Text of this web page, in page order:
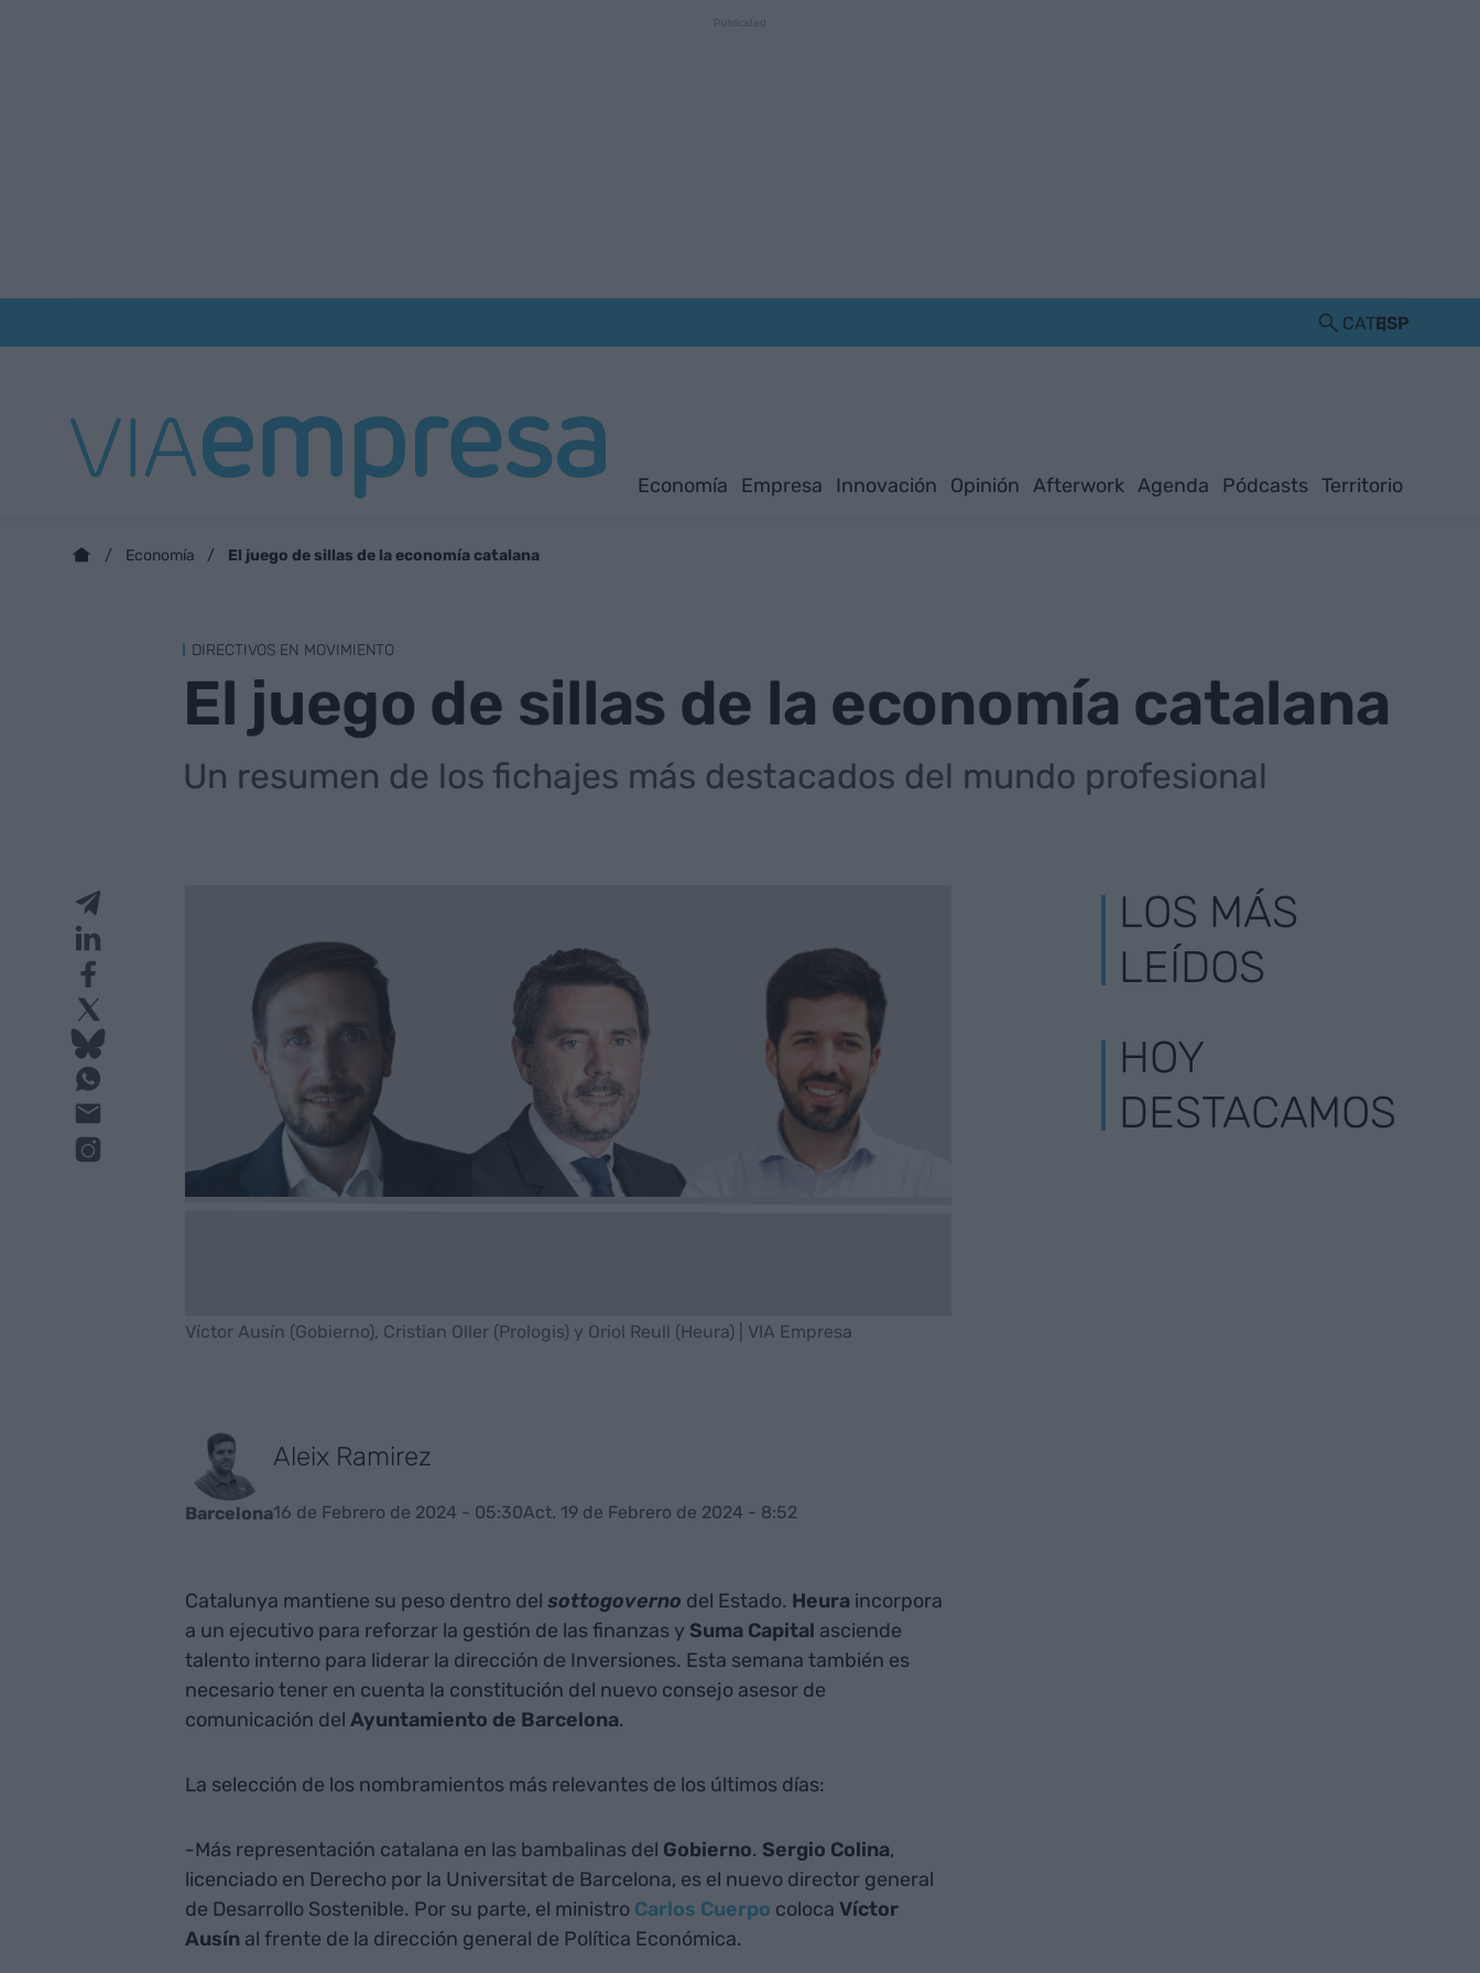
CATESP
Economía Empresa Innovación Opinión Afterwork Agenda Pódcasts Territorio
Economía El juego de sillas de la economía catalana
DIRECTIVOS EN MOVIMIENTO
El juego de sillas de la economía catalana
Un resumen de los fichajes más destacados del mundo profesional
Víctor Ausín (Gobierno), Cristian Oller (Prologis) y Oriol Reull (Heura) | VIA Empresa
Aleix Ramirez
Barcelona16 de Febrero de 2024 - 05:30Act. 19 de Febrero de 2024 - 8:52
Catalunya mantiene su peso dentro del sottogoverno del Estado. Heuraincorpora
a un ejecutivo para reforzar la gestión de las finanzas y Suma Capital asciende
talento interno para liderar la dirección de Inversiones. Esta semana también es
necesario tener en cuenta la constitución del nuevo consejo asesor de
comunicación del Ayuntamiento de Barcelona.
La selección de los nombramientos más relevantes de los últimos días:
-Más representación catalana en las bambalinas del Gobierno. Sergio Colina,
licenciado en Derecho por la Universitat de Barcelona, es el nuevo director general
de Desarrollo Sostenible. Por su parte, el ministro Carlos Cuerpo coloca Víctor
Ausín al frente de la dirección general de Política Económica.
LOS MÁS
LEÍDOS
HOY
DESTACAMOS